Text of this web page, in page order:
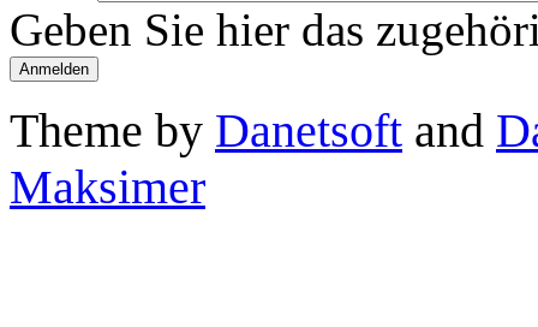
Geben Sie hier das
Theme by Danetsoft and
Maksimer